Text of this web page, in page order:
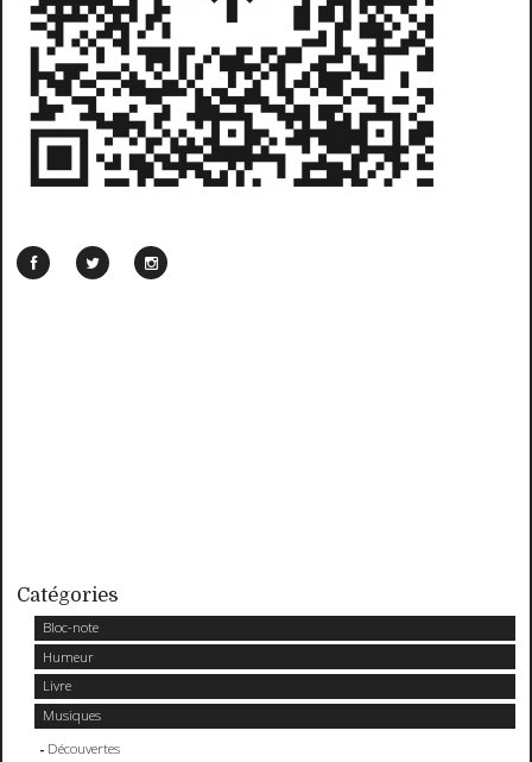
Catégories
Bloc-note
Humeur
Livre
Musiques
Découvertes